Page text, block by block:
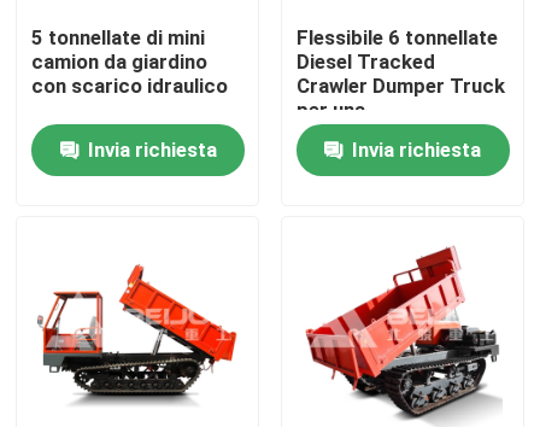
Video
Autocarro con cassone ribaltabile sotterraneo
Camion articolato sotterraneo
Camion di scarico
5 tonnellate di mini
camion da giardino
con scarico idraulico
Invia richiesta
Flessibile 6 tonnellate
Diesel Tracked
Crawler Dumper Truck
per una
maneggevolezza dei
materialiInvia richiesta